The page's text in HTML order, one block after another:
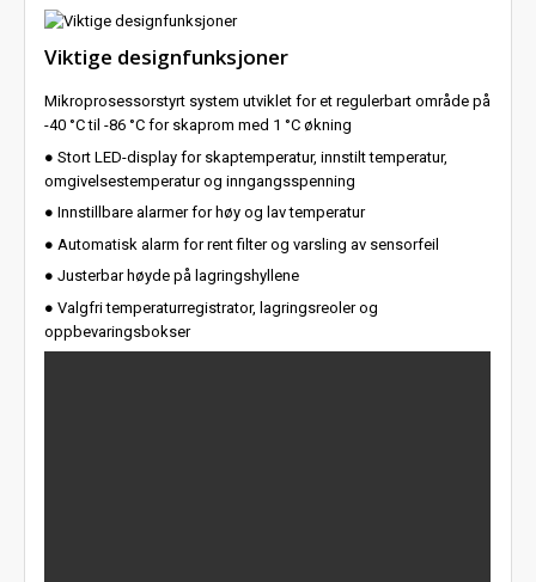
Viktige designfunksjoner
Mikroprosessorstyrt system utviklet for et regulerbart område på
-40 °C til -86 °C for skaprom med 1 °C økning
● Stort LED-display for skaptemperatur, innstilt temperatur,
omgivelsestemperatur og inngangsspenning
● Innstillbare alarmer for høy og lav temperatur
● Automatisk alarm for rent filter og varsling av sensorfeil
● Justerbar høyde på lagringshyllene
● Valgfri temperaturregistrator, lagringsreoler og
oppbevaringsbokser